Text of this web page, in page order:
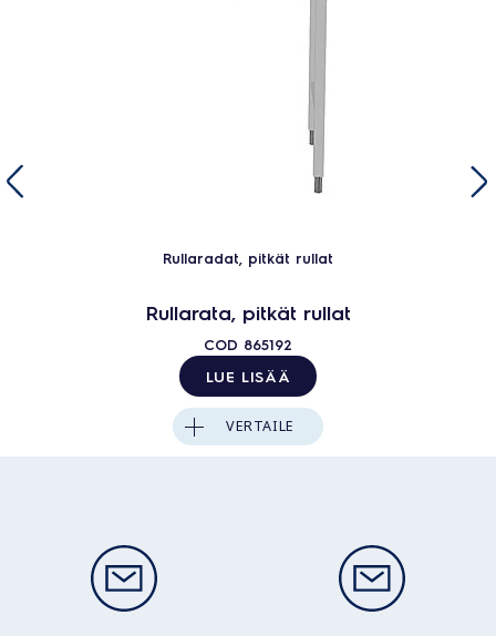
Rullaradat, pitkät rullat
Rullarata, pitkät rullat
COD 865192
LUE LISÄÄ
VERTAILE